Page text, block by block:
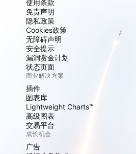
使用条款
免责声明
隐私政策
Cookies政策
无障碍声明
安全提示
漏洞赏金计划
状态页面
商业解决方案
插件
图表库
Lightweight Charts™
高级图表
交易平台
成长机会
广告